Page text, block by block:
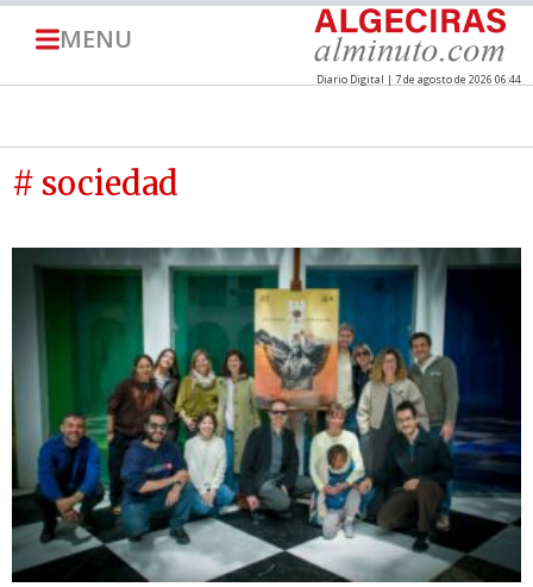
MENU
Diario Digital | 7 de agosto de 2026 06:44
# sociedad